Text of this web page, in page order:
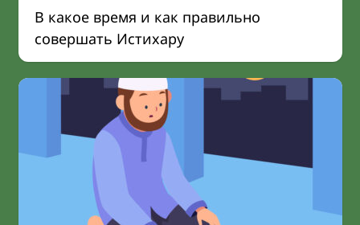
В какое время и как правильно
совершать Истихару